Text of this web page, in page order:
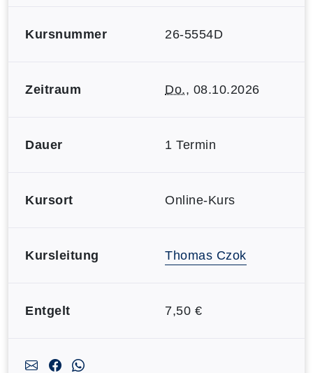
Kursnummer 26-5554D
Zeitraum Do., 08.10.2026
Dauer 1 Termin
Kursort Online-Kurs
Kursleitung Thomas Czok
Entgelt 7,50 €